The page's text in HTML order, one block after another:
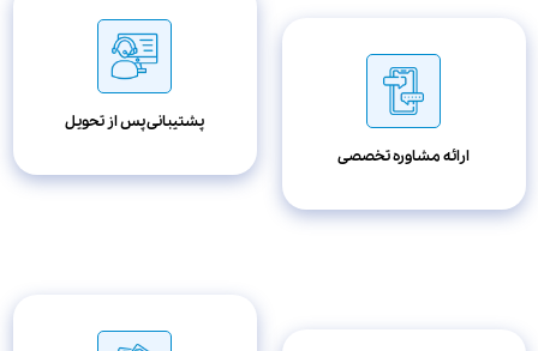
ارائه مشاوره تخصصی
پشتیبانی پس از تحویل